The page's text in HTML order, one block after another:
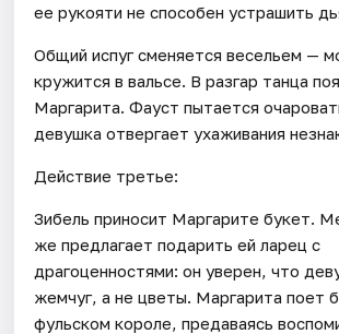
ее рукояти не способен устрашить
Общий испуг сменяется весельем —
кружится в вальсе. В разгар танца
Маргарита. Фауст пытается
девушка отвергает ухаживания
Действие третье:
Зибель приносит Маргарите букет.
же предлагает подарить ей ларец с
драгоценностями: он уверен, что
жемчуг, а не цветы. Маргарита поет
фульском короле, предаваясь